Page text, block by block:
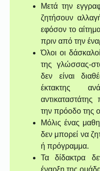
Μετά την
ζητήσουν
εφόσον το
πριν από την
Όλοι οι
της γλώσσας-
δεν είναι
έκτακτης
την πρόοδο της
Μόλις ένας
δεν μπορεί να
ή πρόγραμμα.
Τα δίδακτρα